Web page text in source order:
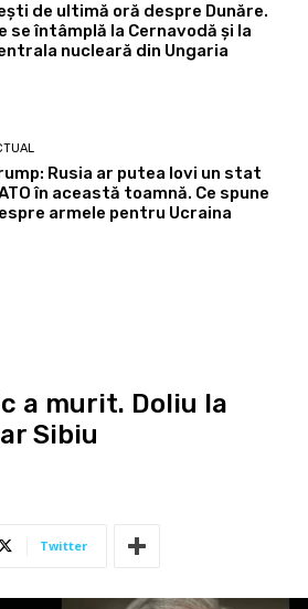
de ultimă oră despre Dunăre.
se întâmplă la Cernavodă și la
nucleară din Ungaria
Rusia ar putea lovi un stat
în această toamnă. Ce spune
armele pentru Ucraina